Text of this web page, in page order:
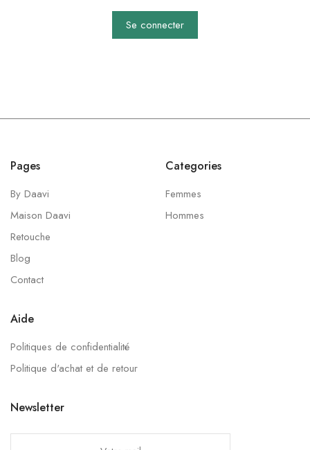
Se connecter
Pages
By Daavi
Maison Daavi
Retouche
Blog
Contact
Categories
Femmes
Hommes
Aide
Politiques de confidentialité
Politique d'achat et de retour
Newsletter